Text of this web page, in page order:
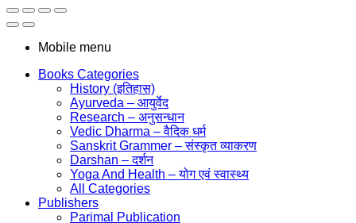
Mobile menu
Books Categories
History (इतिहास)
Ayurveda – आयुर्वेद
Research – अनुसन्धान
Vedic Dharma – वैदिक धर्म
Sanskrit Grammer – संस्कृत व्याकरण
Darshan – दर्शन
Yoga And Health – योग एवं स्वास्थ्य
All Categories
Publishers
Parimal Publication